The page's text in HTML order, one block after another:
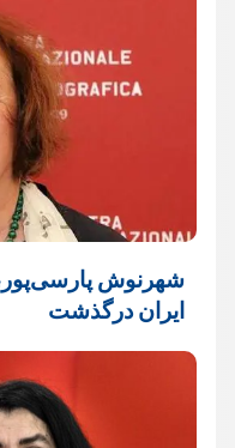
شهرنوش
ایران درگذشت